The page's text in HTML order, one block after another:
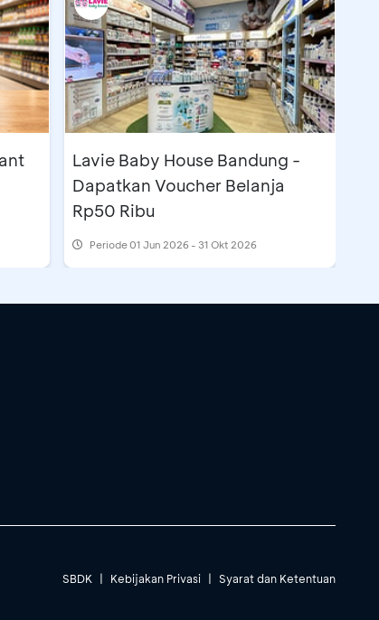
Lavie Baby House Bandung -
Dapatkan Voucher Belanja
Rp50 Ribu
Periode01 Jun 2026 - 31 Okt 2026
SBDK | Kebijakan Privasi | Syarat dan Ketentuan